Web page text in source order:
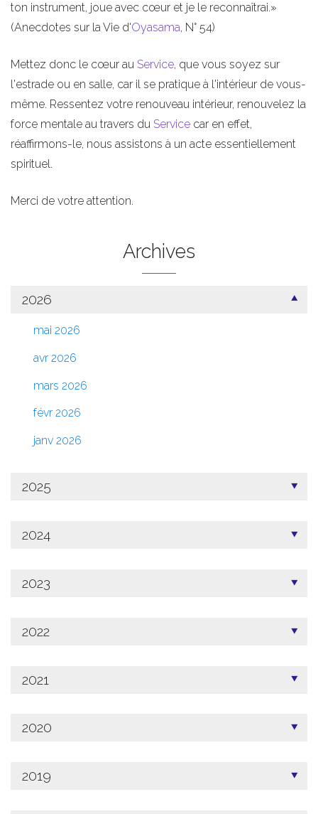
ton instrument, joue avec cœur et je le reconnaîtrai.»
(Anecdotes sur la Vie d'Oyasama, N° 54)
Mettez donc le cœur au Service, que vous soyez sur
l'estrade ou en salle, car il se pratique à l'intérieur de vous-
même. Ressentez votre renouveau intérieur, renouvelez la
force mentale au travers du Service car en effet,
réaffirmons-le, nous assistons à un acte essentiellement
spirituel.
Merci de votre attention.
Archives
2026
mai 2026
avr 2026
mars 2026
févr 2026
janv 2026
2025
2024
2023
2022
2021
2020
2019